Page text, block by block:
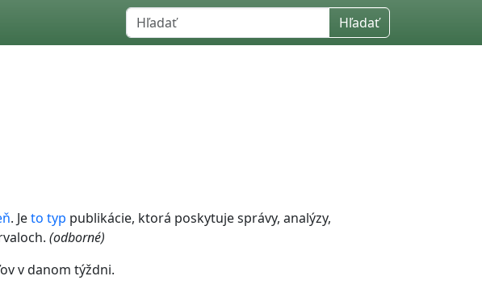
Hľadať
. Jeto typ publikácie, ktorá poskytuje správy, analýzy,
(odborné)
v danom týždni.